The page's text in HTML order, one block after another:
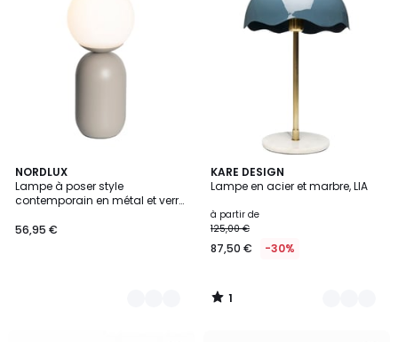
NORDLUX
Lampe à poser style
contemporain en métal et verre
56,95 €
6
Couleurs
KARE DESIGN
Lampe en acier et marbre, LIA
à partir de
125,00 €
87,50 € -30%
1
/
3
Couleurs
1
/